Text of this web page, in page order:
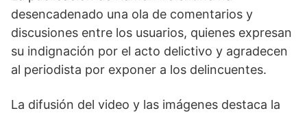
desencadenado una ola de comentarios y
discusiones entre los usuarios, quienes expresan
su indignación por el acto delictivo y agradecen
al periodista por exponer a los delincuentes.
La difusión del video y las imágenes destaca la